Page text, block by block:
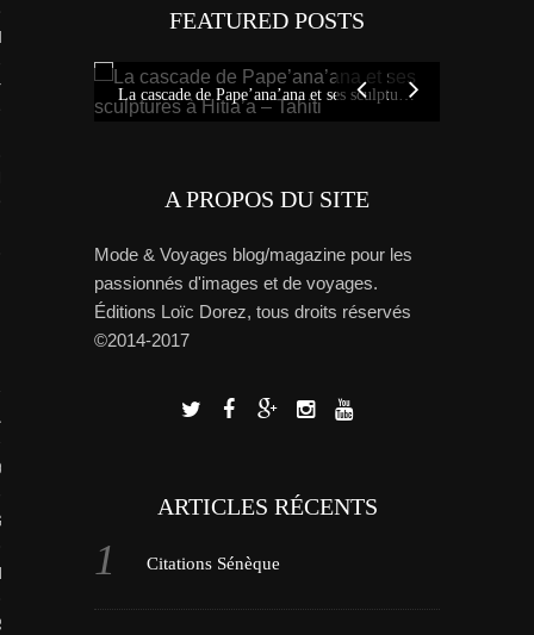
PHOTO
VIDEOS
PORTFOLIOS
FEATURED POSTS
La cascade de Pape’ana’ana et ses sculptures à Hitia’a – Tahiti
A PROPOS DU SITE
Mode & Voyages blog/magazine pour les
passionnés d'images et de voyages.
Éditions Loïc Dorez, tous droits réservés
©2014-2017
ARTICLES RÉCENTS
Citations Sénèque